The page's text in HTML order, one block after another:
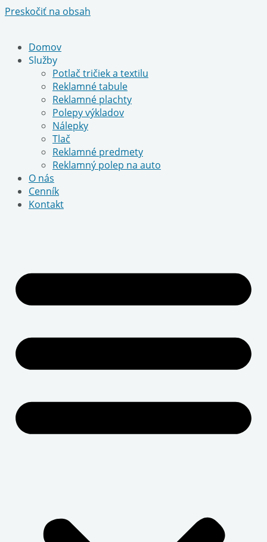
Preskočiť na obsah
Domov
Služby
Potlač tričiek a textilu
Reklamné tabule
Reklamné plachty
Polepy výkladov
Nálepky
Tlač
Reklamné predmety
Reklamný polep na auto
O nás
Cenník
Kontakt